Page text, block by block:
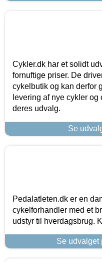
Cykler.dk har et solidt
fornuftige priser. De
cykelbutik og kan derfor
levering af nye cykler
deres udvalg.
Se
Pedalatleten.dk er en
cykelforhandler med et
udstyr til hverdagsbrug.
Se udvalget